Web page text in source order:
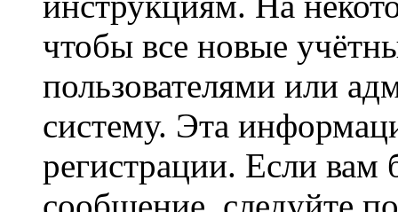
чтобы все новые
пользователями или
систему. Эта
регистрации. Если